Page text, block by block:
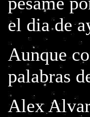
el dia de
Aunque
palabras
Alex